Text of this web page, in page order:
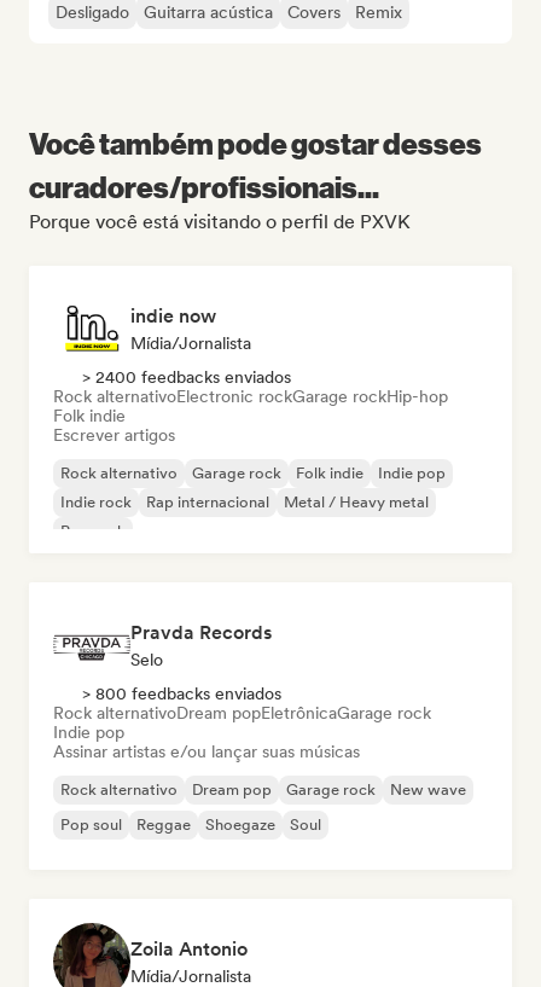
Desligado Guitarra acústica Covers Remix
Você também pode gostar desses
curadores/profissionais...
Porque você está visitando o perfil de PXVK
indie now
Mídia/Jornalista
> 2400 feedbacks enviados
Rock alternativoElectronic rockGarage rockHip-hop
Folk indie
Escrever artigos
Rock alternativo Garage rock Folk indie
Indie pop
Indie rock
Rap internacional
Metal / Heavy metal
Pop rock
Pravda Records
Selo
> 800 feedbacks enviados
Rock alternativoDream popEletrônicaGarage rock
Indie pop
Assinar artistas e/ou lançar suas músicas
Rock alternativo Dream pop Garage rock
New wave
Pop soul
Reggae Shoegaze Soul
Zoila Antonio
Mídia/Jornalista